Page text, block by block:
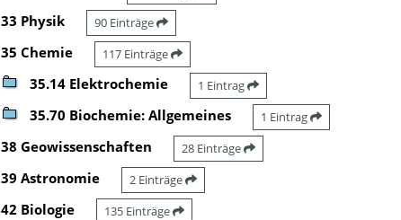
33 Physik 90 Einträge
35 Chemie 117 Einträge
35.14 Elektrochemie 1 Eintrag
35.70 Biochemie: Allgemeines 1 Eintrag
38 Geowissenschaften 28 Einträge
39 Astronomie 2 Einträge
42 Biologie 135 Einträge